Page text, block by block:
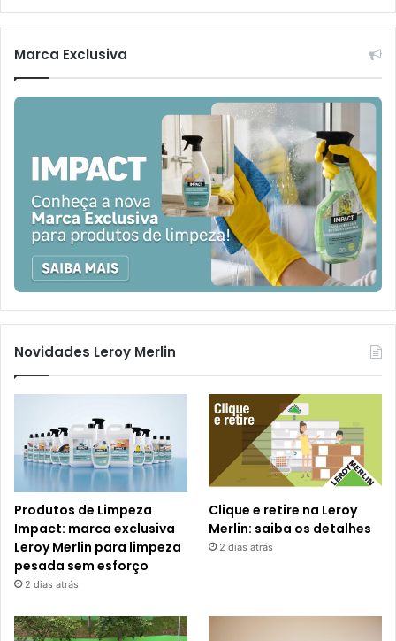
Marca Exclusiva
Novidades Leroy Merlin
Produtos de Limpeza
Impact: marca exclusiva
Leroy Merlin para limpeza
pesada sem esforço
2 dias atrás
Clique e retire na Leroy
Merlin: saiba os detalhes
2 dias atrás